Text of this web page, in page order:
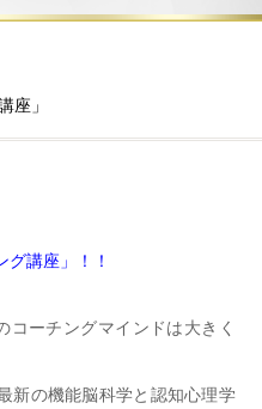
座」
グ講座」！！
コーチングマインドは大きく
新の機能脳科学と認知心理学